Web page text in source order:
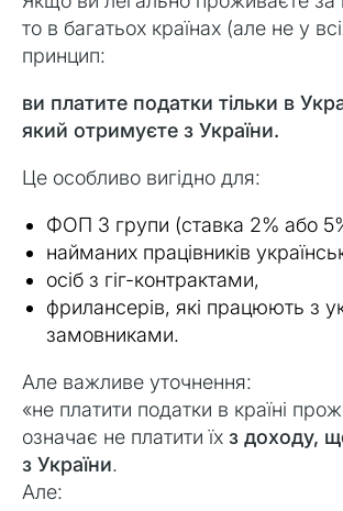
то в багатьох країнах (але не у
принцип:
ви платите податки тільки в
який отримуєте з України.
Це особливо вигідно для:
ФОП 3 групи (ставка 2% або
найманих працівників
осіб з гіг-контрактами,
фрилансерів, які працюють з
замовниками.
Але важливе уточнення:
«не платити податки в країні
означає не платити їх з доходу,
з України.
Але: